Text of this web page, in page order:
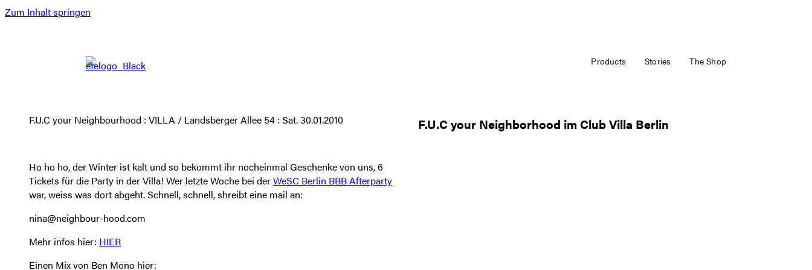
Zum Inhalt springen
Products Stories The Shop
F.U.C your Neighbourhood : VILLA / Landsberger Allee 54 : Sat. 30.01.2010
Ho ho ho, der Winter ist kalt und so bekommt ihr nocheinmal Geschenke von uns, 6
Tickets für die Party in der Villa! Wer letzte Woche bei derWeSC Berlin BBB Afterparty
war, weiss was dort abgeht. Schnell, schnell, shreibt eine mail an:
nina@neighbour-hood.com
Mehr infos hier: HIER
Einen Mix von Ben Mono hier:
F.U.C your Neighborhood im Club Villa Berlin